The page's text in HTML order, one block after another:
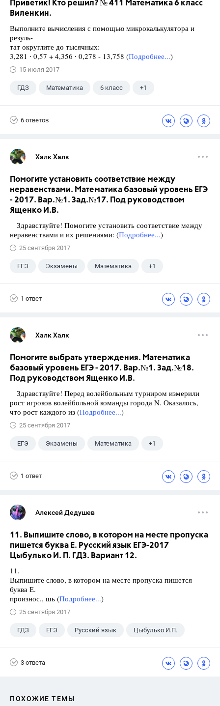
Приветик! Кто решил? № 411 Математика 6 класс
Виленкин.
Выполните вычисления с помощью микрокалькулятора и
резуль-
тат округлите до тысячных:
3,281 ∙ 0,57 + 4,356 ∙ 0,278 - 13,758 (Подробнее...)
15 июля 2017
ГДЗ Математика 6 класс +1
6 ответов
Халк Халк
Помогите установить соответствие между
неравенствами. Математика базовый уровень ЕГЭ
- 2017. Вар.№1. Зад.№17. Под руководством
Ященко И.В.
Здравствуйте! Помогите установить соответствие между
неравенствами и их решениями: (Подробнее...)
25 сентября 2017
ЕГЭ Экзамены Математика +1
1 ответ
Халк Халк
Помогите выбрать утверждения. Математика
базовый уровень ЕГЭ - 2017. Вар.№1. Зад.№18.
Под руководством Ященко И.В.
Здравствуйте! Перед волейбольным турниром измерили
рост игроков волейбольной команды города N. Оказалось,
что рост каждого из (Подробнее...)
25 сентября 2017
ЕГЭ Экзамены Математика +1
1 ответ
Алексей Дедушев
11. Выпишите слово, в котором на месте пропуска
пишется буква Е. Русский язык ЕГЭ-2017
Цыбулько И. П. ГДЗ. Вариант 12.
11.
Выпишите слово, в котором на месте пропуска пишется
буква Е.
произнос., шь (Подробнее...)
25 сентября 2017
ГДЗ ЕГЭ Русский язык Цыбулько И.П.
3 ответа
ПОХОЖИЕ ТЕМЫ